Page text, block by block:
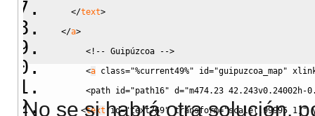
</text>
</a>
<!-- Guipúzcoa -->
<a class="%current49%" id="guipuzcoa_map"
<path id="path16" d="m474.23
<text id="text769" transform="scale(.99995 1)"
No se si habrá otra solución,